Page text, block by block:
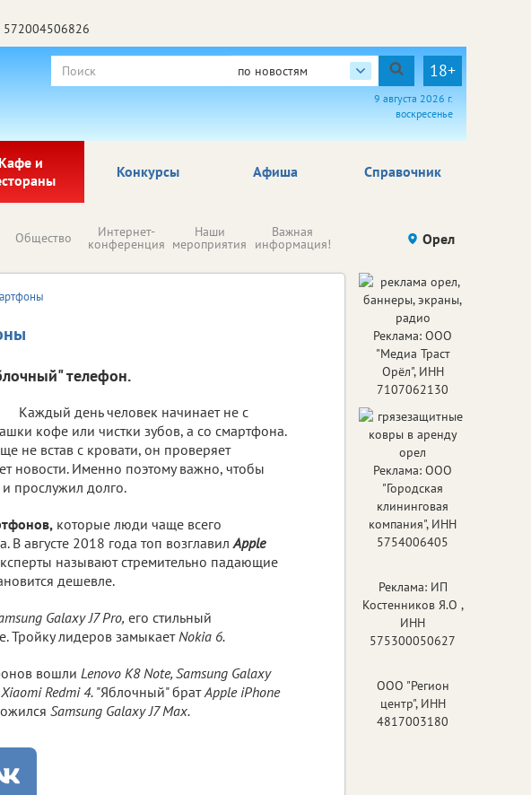
572004506826
по новостям 18+
9 августа 2026 г.
воскресенье
Кафе и
Афиша Справочник
Конкурсы
Общество Интернет-
конференция
Наши
мероприятия
Важная
информация! Происшествия Здоровье
Орел
телефон.
Каждый день человек начинает не с
кофе или чистки зубов, а со смартфона.
не встав с кровати, он проверяет
новости. Именно поэтому важно, чтобы
прослужил долго.
которые люди чаще всего
августе 2018 года топ возглавил Apple
называют стремительно падающие
дешевле.
Galaxy J7 Pro, его стильный
Тройку лидеров замыкает Nokia 6.
вошли Lenovo K8 Note, Samsung Galaxy
Redmi 4. "Яблочный" братApple iPhone
Samsung Galaxy J7 Max.
Реклама: ООО
"Медиа Траст
Орёл", ИНН
7107062130
Реклама: ООО
"Городская
клининговая
компания", ИНН
5754006405
Реклама: ИП
Костенников Я.О ,
ИНН
575300050627
ООО "Регион
центр", ИНН
4817003180